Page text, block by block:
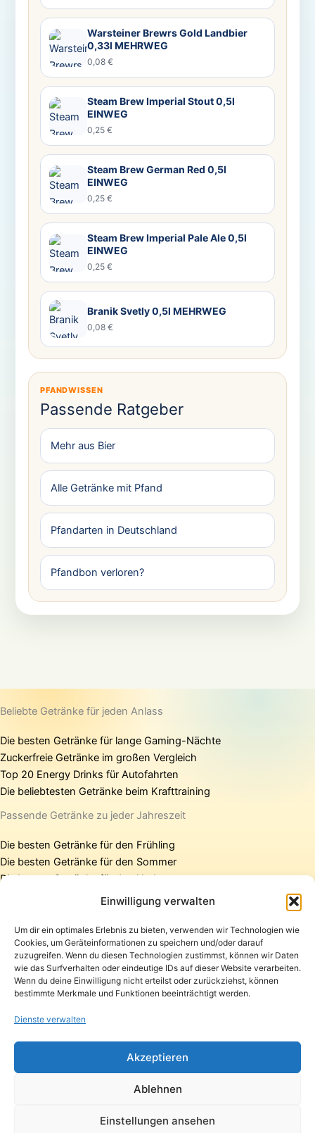
Einwilligung verwalten
Um dir ein optimales Erlebnis zu bieten, verwenden wir Technologien wie
Cookies, um Geräteinformationen zu speichern und/oder darauf
zuzugreifen. Wenn du diesen Technologien zustimmst, können wir Daten
wie das Surfverhalten oder eindeutige IDs auf dieser Website verarbeiten.
Wenn du deine Einwilligung nicht erteilst oder zurückziehst, können
bestimmte Merkmale und Funktionen beeinträchtigt werden.
Dienste verwalten
Akzeptieren
Ablehnen
Einstellungen ansehen
Warsteiner Brewrs Gold Landbier
0,33l MEHRWEG
0,08 €
Steam Brew Imperial Stout 0,5l
EINWEG
0,25 €
Steam Brew German Red 0,5l
EINWEG
0,25 €
Steam Brew Imperial Pale Ale 0,5l
EINWEG
0,25 €
Branik Svetly 0,5l MEHRWEG
0,08 €
PFANDWISSEN
Passende Ratgeber
Mehr aus Bier
Alle Getränke mit Pfand
Pfandarten in Deutschland
Pfandbon verloren?
Beliebte Getränke für jeden Anlass
Die besten Getränke für lange Gaming-Nächte
Zuckerfreie Getränke im großen Vergleich
Top 20 Energy Drinks für Autofahrten
Die beliebtesten Getränke beim Krafttraining
Passende Getränke zu jeder Jahreszeit
Die besten Getränke für den Frühling
Die besten Getränke für den Sommer
Die besten Getränke für den Herbst
Die besten Getränke für den Winter
Startseite
Presse
Kontakt / Support
Datenschutzerklärung
Copyright © 2026 Pfandpirat | Präsentiert vonZimmermanns
Internet & PR-Beratung
Instagram